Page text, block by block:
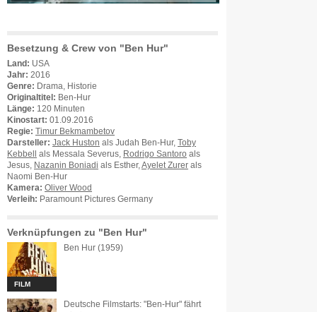
Besetzung & Crew von "Ben Hur"
Land: USA
Jahr: 2016
Genre: Drama, Historie
Originaltitel: Ben-Hur
Länge: 120 Minuten
Kinostart: 01.09.2016
Regie: Timur Bekmambetov
Darsteller: Jack Huston als Judah Ben-Hur, Toby
Kebbell
als Messala Severus, Rodrigo Santoro als
Jesus,
Nazanin Boniadi als Esther, Ayelet Zurer als
Naomi Ben-Hur
Kamera: Oliver Wood
Verleih: Paramount Pictures Germany
Verknüpfungen zu "Ben Hur"
FILM
Ben Hur (1959)
Deutsche Filmstarts: "Ben-Hur" fährt